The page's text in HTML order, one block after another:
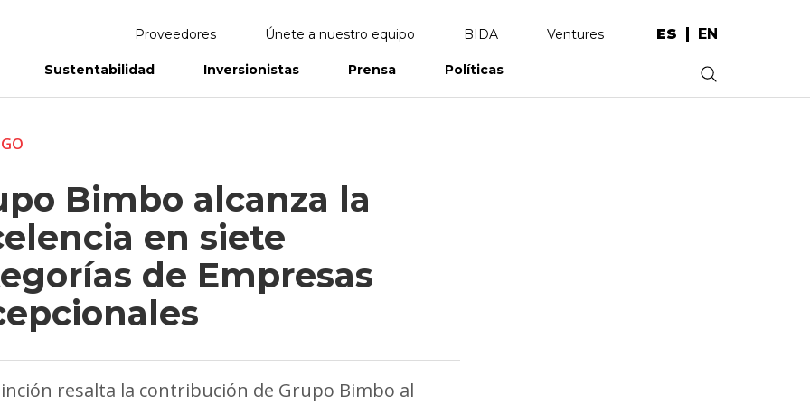
Proveedores Únete a nuestro equipo BIDA Ventures ES EN
Sustentabilidad Inversionistas Prensa Políticas .
Bimbo alcanza la
en siete
de Empresas
resalta la contribución de Grupo Bimbo al